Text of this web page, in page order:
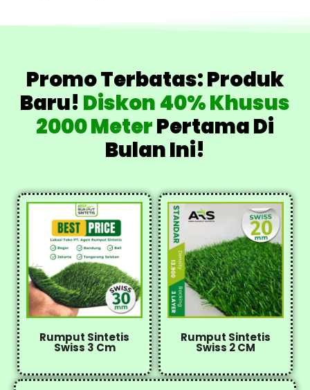
Promo Terbatas: Produk
Baru! Diskon 40% Khusus
2000 MeterPertama Di
Bulan Ini!
Rumput Sintetis
Swiss 3 Cm
Rumput Sintetis
Swiss 2 CM